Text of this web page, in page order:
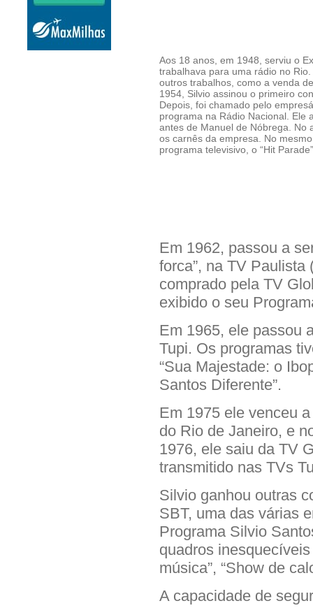
Aos 18 anos, em 1948, serviu o
trabalhava para uma rádio no
outros trabalhos, como a venda
1954, Silvio assinou o primeiro
Depois, foi chamado pelo
programa na Rádio Nacional. Ele
antes de Manuel de Nóbrega. No
os carnês da empresa. No
programa televisivo, o “Hit
Em 1962, passou a
forca”, na TV
comprado pela TV
exibido o seu
Em 1965, ele passou
Tupi. Os programas
“Sua Majestade: o
Santos Diferente”.
Em 1975 ele venceu
do Rio de Janeiro, e
1976, ele saiu da TV
transmitido nas TVs
Silvio ganhou outras
SBT, uma das várias
Programa Silvio
quadros inesquecíveis
música”, “Show de
A capacidade de